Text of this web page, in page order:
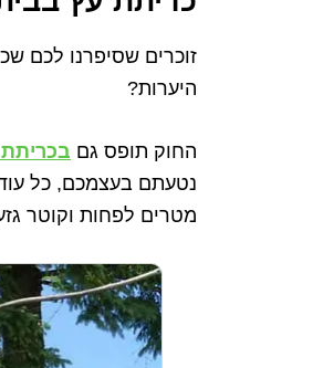
זוכרים שסיפרנו לכם
היערות?
החוק תופס גם
נטעתם בעצמכם, כל
מטרים לפחות וקוטר גזע של